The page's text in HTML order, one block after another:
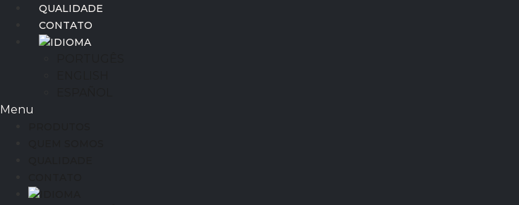
QUALIDADE
CONTATO
IDIOMA
Menu